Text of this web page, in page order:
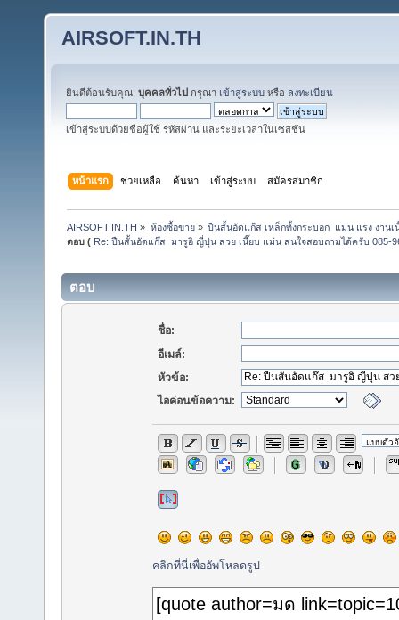
AIRSOFT.IN.TH
ยินดีต้อนรับคุณ, บุคคลทั่วไป กรุณา เข้าสู่ระบบ หรือ ลงทะเบียน
เข้าสู่ระบบด้วยชื่อผู้ใช้ รหัสผ่าน และระยะเวลาในเซสชั่น
หน้าแรก ช่วยเหลือ ค้นหา เข้าสู่ระบบ สมัครสมาชิก
AIRSOFT.IN.TH » ห้องซื้อขาย» ปืนสั้นอัดแก๊ส เหล็กทั้งกระบอก  แม่น แรง งาน
ตอบ ( Re: ปืนสั้นอัดแก๊ส  มารูอิ ญี่ปุ่น สวย เนี๊ยบ แม่น สนใจสอบถามได้ครับ 085-
ตอบ
ชื่อ:
อีเมล์:
หัวข้อ:
ไอค่อนข้อความ:
คลิกที่นี่เพื่ออัพโหลดรูป